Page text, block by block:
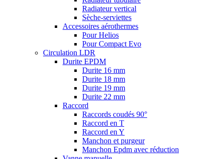
Radiateur vertical
Sèche-serviettes
Accessoires aérothermes
Pour Helios
Pour Compact Evo
Circulation LDR
Durite EPDM
Durite 16 mm
Durite 18 mm
Durite 19 mm
Durite 22 mm
Raccord
Raccords coudés 90°
Raccord en T
Raccord en Y
Manchon et purgeur
Manchon Epdm avec réduction